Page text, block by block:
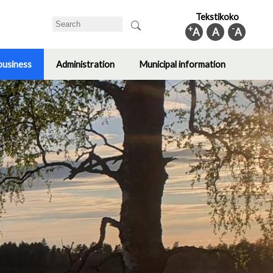
Search Tekstikoko
-A
A
+A
Toggle
submenu
Administration
Toggle
submenu
Municipal information
submenu